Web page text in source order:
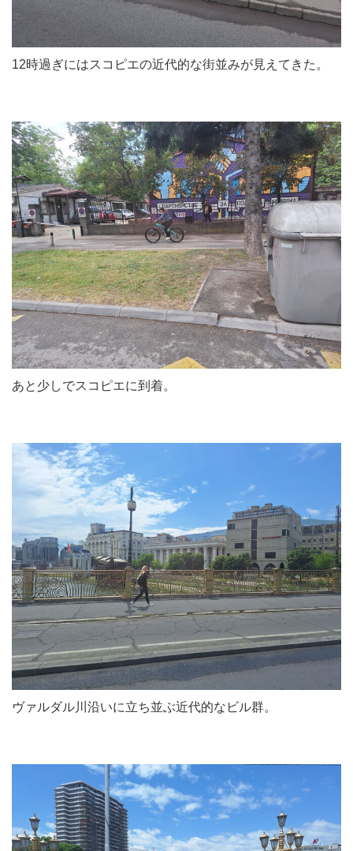
12時過ぎにはスコピエの近代的な街並みが見えてきた。
あと少しでスコピエに到着。
ヴァルダル川沿いに立ち並ぶ近代的なビル群。